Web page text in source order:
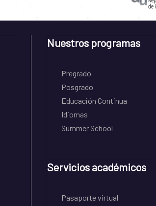
Nuestros programas
Pregrado
Posgrado
Educación Continua
Idiomas
Summer School
Servicios académicos
Pasaporte virtual